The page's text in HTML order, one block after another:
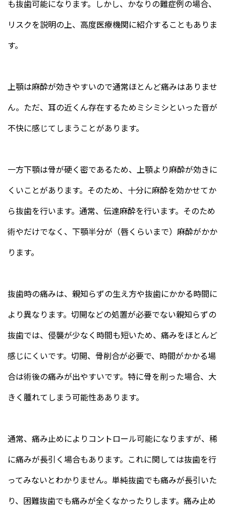
も抜歯可能になります。しかし、かなりの難症例の場合、
リスクを説明の上、高度医療機関に紹介することもありま
す。
上顎は麻酔が効きやすいので通常ほとんど痛みはありませ
ん。ただ、耳の近くん存在するためミシミシといった音が
不快に感じてしまうことがあります。
一方下顎は骨が硬く密であるため、上顎より麻酔が効きに
くいことがあります。そのため、十分に麻酔を効かせてか
ら抜歯を行います。通常、伝達麻酔を行います。そのため
術やだけでなく、下顎半分が（唇くらいまで）麻酔がかか
ります。
抜歯時の痛みは、親知らずの生え方や抜歯にかかる時間に
より異なります。切開などの処置が必要でない親知らずの
抜歯では、侵襲が少なく時間も短いため、痛みをほとんど
感じにくいです。切開、骨削合が必要で、時間がかかる場
合は術後の痛みが出やすいです。特に骨を削った場合、大
きく腫れてしまう可能性ああります。
通常、痛み止めによりコントロール可能になりますが、稀
に痛みが長引く場合もあります。これに関しては抜歯を行
ってみないとわかりません。単純抜歯でも痛みが長引いた
り、困難抜歯でも痛みが全くなかったりします。痛み止め